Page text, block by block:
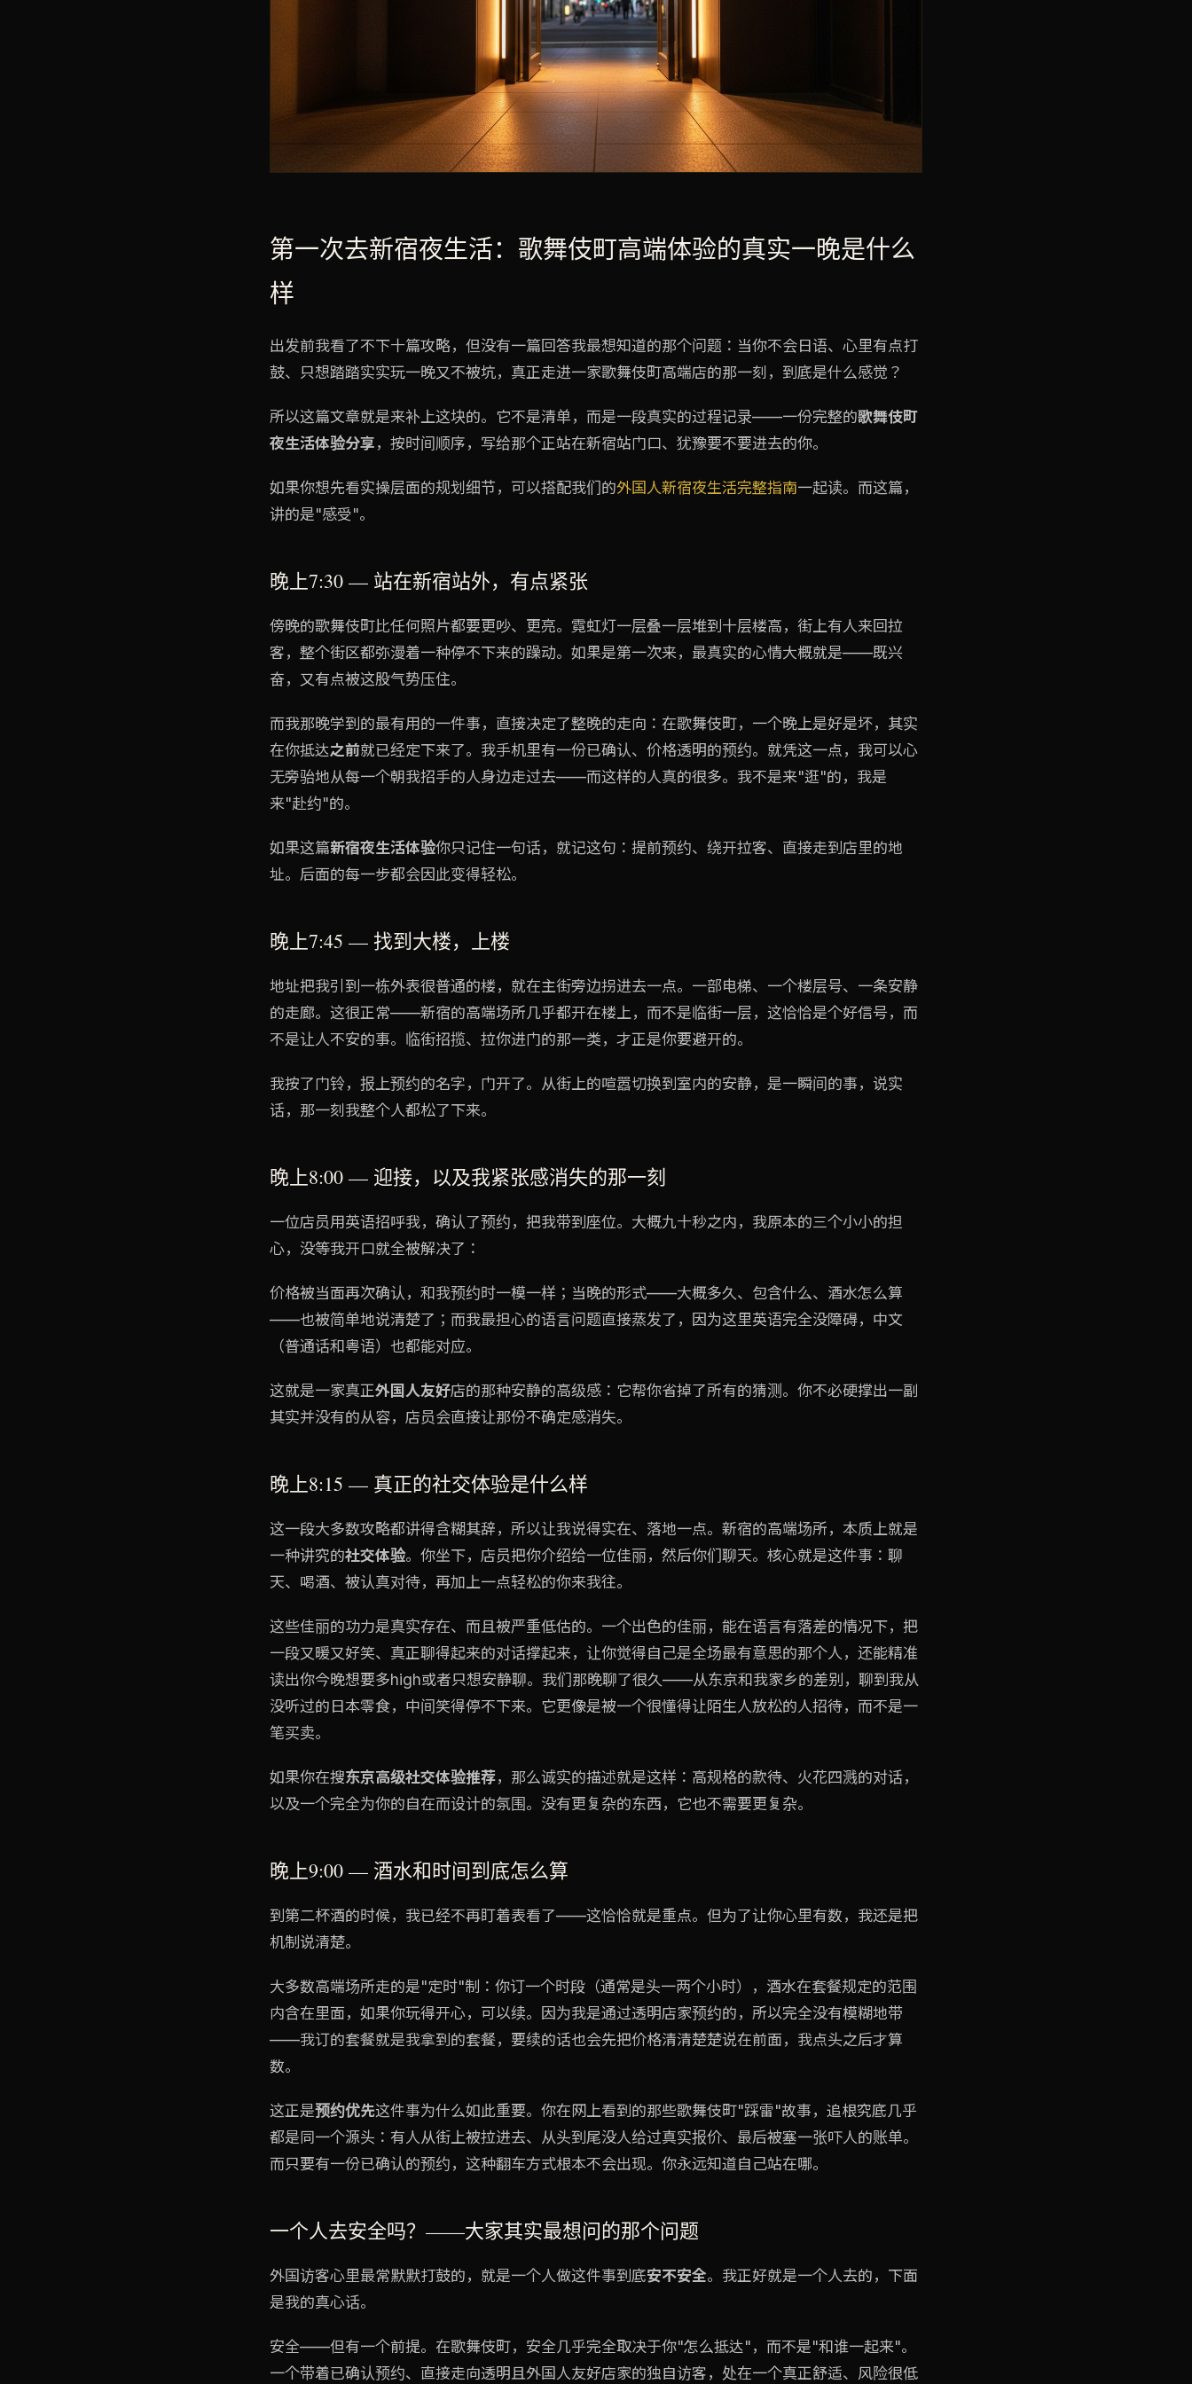
第一次去新宿夜生活：歌舞伎町高端体验的真实一晚是什么
样
出发前我看了不下十篇攻略，但没有一篇回答我最想知道的那个问题：当你不会日语、心里有点打
鼓、只想踏踏实实玩一晚又不被坑，真正走进一家歌舞伎町高端店的那一刻，到底是什么感觉？
所以这篇文章就是来补上这块的。它不是清单，而是一段真实的过程记录——一份完整的歌舞伎町
夜生活体验分享 ，按时间顺序，写给那个正站在新宿站门口、犹豫要不要进去的你。
如果你想先看实操层面的规划细节，可以搭配我们的外国人新宿夜生活完整指南一起读。而这篇，
讲的是"感受"。
晚上7:30 — 站在新宿站外，有点紧张
傍晚的歌舞伎町比任何照片都要更吵、更亮。霓虹灯一层叠一层堆到十层楼高，街上有人来回拉
客，整个街区都弥漫着一种停不下来的躁动。如果是第一次来，最真实的心情大概就是——既兴
奋，又有点被这股气势压住。
而我那晚学到的最有用的一件事，直接决定了整晚的走向：在歌舞伎町，一个晚上是好是坏，其实
在你抵达之前就已经定下来了。我手机里有一份已确认、价格透明的预约。就凭这一点，我可以心
无旁骀地从每一个朝我招手的人身边走过去——而这样的人真的很多。我不是来"逛"的，我是
来"赴约"的。
如果这篇新宿夜生活体验你只记住一句话，就记这句：提前预约、绕开拉客、直接走到店里的地
址。后面的每一步都会因此变得轻松。
晚上7:45 — 找到大楼，上楼
地址把我引到一栋外表很普通的楼，就在主街旁边拐进去一点。一部电梯、一个楼层号、一条安静
的走廊。这很正常——新宿的高端场所几乎都开在楼上，而不是临街一层，这恰恰是个好信号，而
不是让人不安的事。临街招揽、拉你进门的那一类，才正是你要避开的。
我按了门铃，报上预约的名字，门开了。从街上的喧嚣切换到室内的安静，是一瞬间的事，说实
话，那一刻我整个人都松了下来。
晚上8:00 — 迎接，以及我紧张感消失的那一刻
一位店员用英语招呼我，确认了预约，把我带到座位。大概九十秒之内，我原本的三个小小的担
心，没等我开口就全被解决了：
价格被当面再次确认，和我预约时一模一样；当晚的形式——大概多久、包含什么、酒水怎么算
——也被简单地说清楚了；而我最担心的语言问题直接蒸发了，因为这里英语完全没障碍，中文
（普通话和粤语）也都能对应。
这就是一家真正外国人友好店的那种安静的高级感：它帮你省掉了所有的猜测。你不必硬撑出一副
其实并没有的从容，店员会直接让那份不确定感消失。
晚上8:15 — 真正的社交体验是什么样
这一段大多数攻略都讲得含糊其辞，所以让我说得实在、落地一点。新宿的高端场所，本质上就是
一种讲究的社交体验。你坐下，店员把你介绍给一位佳丽，然后你们聊天。核心就是这件事：聊
天、喝酒、被认真对待，再加上一点轻松的你来我往。
这些佳丽的功力是真实存在、而且被严重低估的。一个出色的佳丽，能在语言有落差的情况下，把
一段又暖又好笑、真正聊得起来的对话撑起来，让你觉得自己是全场最有意思的那个人，还能精准
读出你今晚想要多high或者只想安静聊。我们那晚聊了很久——从东京和我家乡的差别，聊到我从
没听过的日本零食，中间笑得停不下来。它更像是被一个很懂得让陌生人放松的人招待，而不是一
笔买卖。
如果你在搜东京高级社交体验推荐，那么诚实的描述就是这样：高规格的款待、火花四溅的对话，
以及一个完全为你的自在而设计的氛围。没有更复杂的东西，它也不需要更复杂。
晚上9:00 — 酒水和时间到底怎么算
到第二杯酒的时候，我已经不再盯着表看了——这恰恰就是重点。但为了让你心里有数，我还是把
机制说清楚。
大多数高端场所走的是"定时"制：你订一个时段（通常是头一两个小时），酒水在套餐规定的范围
内含在里面，如果你玩得开心，可以续。因为我是通过透明店家预约的，所以完全没有模糊地带
——我订的套餐就是我拿到的套餐，要续的话也会先把价格清清楚楚说在前面，我点头之后才算
数。
这正是预约优先这件事为什么如此重要。你在网上看到的那些歌舞伎町"踩雷"故事，追根究底几乎
都是同一个源头：有人从街上被拉进去、从头到尾没人给过真实报价、最后被塞一张吓人的账单。
而只要有一份已确认的预约，这种翻车方式根本不会出现。你永远知道自己站在哪。
一个人去安全吗？——大家其实最想问的那个问题
外国访客心里最常默默打鼓的，就是一个人做这件事到底安不安全。我正好就是一个人去的，下面
是我的真心话。
安全——但有一个前提。在歌舞伎町，安全几乎完全取决于你"怎么抵达"，而不是"和谁一起来"。
一个带着已确认预约、直接走向透明且外国人友好店家的独自访客，处在一个真正舒适、风险很低